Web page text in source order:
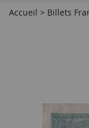
Accueil > Billets